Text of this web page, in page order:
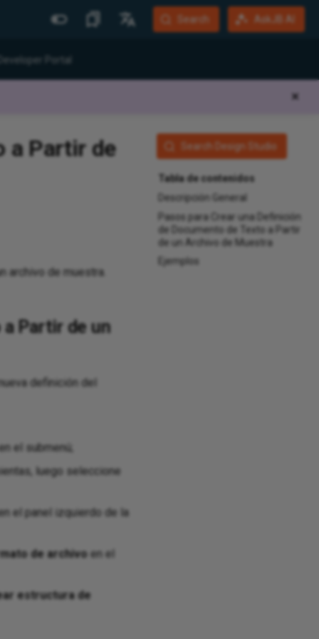
Más Sitios
Jitterbit Website
Developer Portal
Harmony Login
English
Español
Deutsch
Search AskJB AI
Developer Portal
✕
Search Design Studio
Tabla de contenidos
Descripción General
Pasos para Crear una Definición
de Documento de Texto a Partir
de un Archivo de Muestra
Ejemplos
a Partir de
archivo de muestra.
Partir de un
definición del
el submenú;
luego seleccione
el panel izquierdo de la
de archivo en el
estructura de